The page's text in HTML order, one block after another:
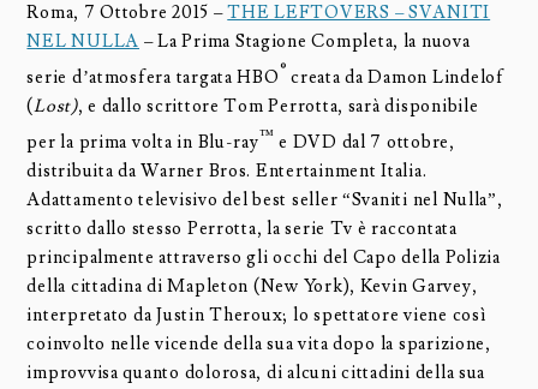
Roma, 7 Ottobre 2015 –THE LEFTOVERS – SVANITI
NEL NULLA – La Prima Stagione Completa, la nuova
serie d’atmosfera targata HBO® creata da Damon Lindelof
(Lost), e dallo scrittore Tom Perrotta, sarà disponibile
per la prima volta in Blu-ray™ e DVD dal 7 ottobre,
distribuita da Warner Bros. Entertainment Italia.
Adattamento televisivo del best seller “Svaniti nel Nulla”,
scritto dallo stesso Perrotta, la serie Tv è raccontata
principalmente attraverso gli occhi del Capo della Polizia
della cittadina di Mapleton (New York), Kevin Garvey,
interpretato da Justin Theroux; lo spettatore viene così
coinvolto nelle vicende della sua vita dopo la sparizione,
improvvisa quanto dolorosa, di alcuni cittadini della sua